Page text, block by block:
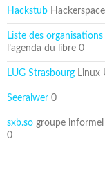
Hackstub
Liste des
l’agenda du libre 0
LUG Strasbourg Linux
Seeraiwer 0
sxb.so groupe
0